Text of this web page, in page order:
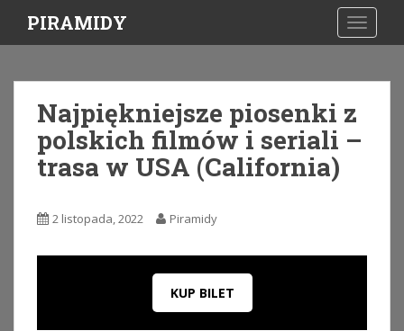
i
PIRAMIDY
Najpiękniejsze piosenki z
polskich filmów i seriali –
trasa w USA (California)
2 listopada, 2022 Piramidy
KUP BILET